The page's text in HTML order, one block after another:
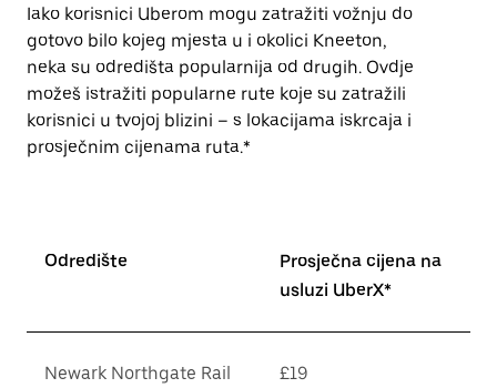
Iako korisnici Uberom mogu zatražiti vožnju do
gotovo bilo kojeg mjesta u i okolici Kneeton,
neka su odredišta popularnija od drugih. Ovdje
možeš istražiti popularne rute koje su zatražili
korisnici u tvojoj blizini – s lokacijama iskrcaja i
prosječnim cijenama ruta.*
Odredište
Prosječna cijena na
usluzi UberX*
Newark Northgate Rail
£19